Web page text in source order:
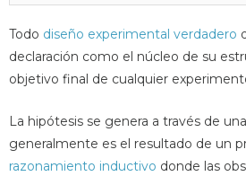
Todo diseño experimental verdadero
declaración como el núcleo de su
objetivo final de cualquier
La hipótesis se genera a través de
generalmente es el resultado de un
razonamiento inductivo donde las